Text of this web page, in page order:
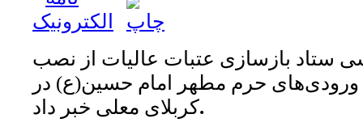
ستاد بازسازی عتبات عالیات از نصب
حرم مطهر امام حسین(ع) در
کربلای معلی خبر داد.